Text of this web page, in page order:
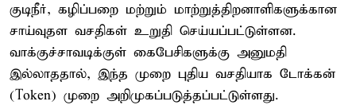
குடிநீர், கழிப்பறை மற்றும் மாற்றுத்திறனாளிகளுக்கான
சாய்வுதள வசதிகள் உறுதி செய்யப்பட்டுள்ளன.
வாக்குச்சாவடிக்குள் கைபேசிகளுக்கு அனுமதி
இல்லாததால், இந்த முறை புதிய வசதியாக டோக்கன்
(Token) முறை அறிமுகப்படுத்தப்பட்டுள்ளது.